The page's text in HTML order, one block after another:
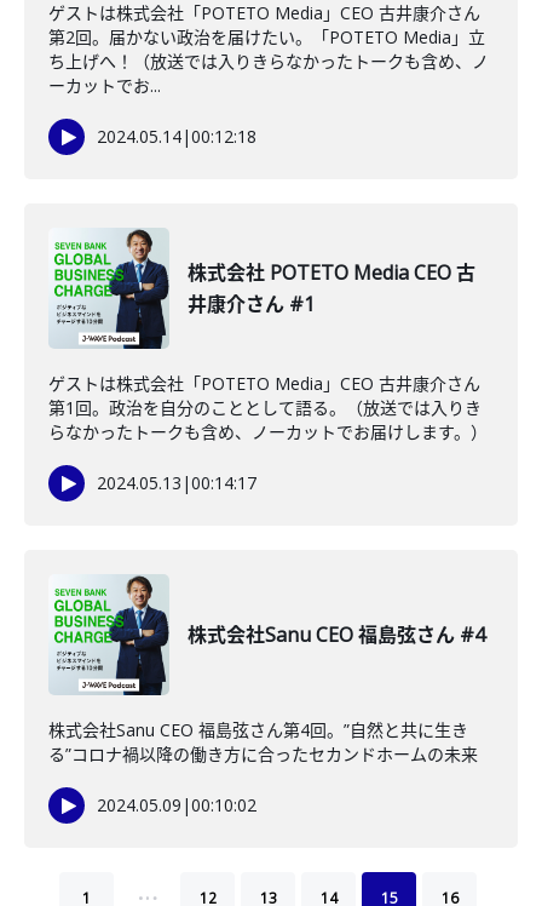
ゲストは株式会社「POTETO Media」CEO 古井康介さん
第2回。届かない政治を届けたい。「POTETO Media」立
ち上げへ！（放送では入りきらなかったトークも含め、ノ
ーカットでお...
2024.05.14|00:12:18
株式会社 POTETO Media CEO 古
井康介さん #1
ゲストは株式会社「POTETO Media」CEO 古井康介さん
第1回。政治を自分のこととして語る。（放送では入りき
らなかったトークも含め、ノーカットでお届けします。）
2024.05.13 |00:14:17
株式会社Sanu CEO 福島弦さん #4
株式会社Sanu CEO 福島弦さん第4回。”自然と共に生き
る”コロナ禍以降の働き方に合ったセカンドホームの未来
2024.05.09 |00:10:02
1 … 12 13 14 15 16